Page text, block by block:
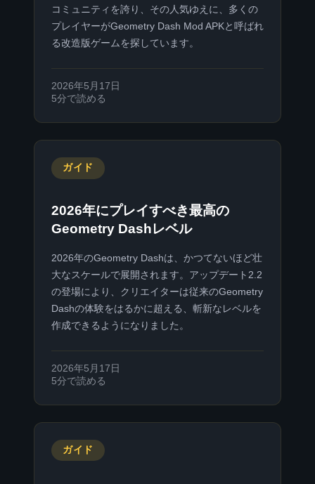
コミュニティを誇り、その人気ゆえに、多くの
プレイヤーがGeometry Dash Mod APKと呼ばれ
る改造版ゲームを探しています。
2026年5月17日
5分で読める
ガイド
2026年にプレイすべき最高の
Geometry Dashレベル
2026年のGeometry Dashは、かつてないほど壮
大なスケールで展開されます。アップデート2.2
の登場により、クリエイターは従来のGeometry
Dashの体験をはるかに超える、斬新なレベルを
作成できるようになりました。
2026年5月17日
5分で読める
ガイド